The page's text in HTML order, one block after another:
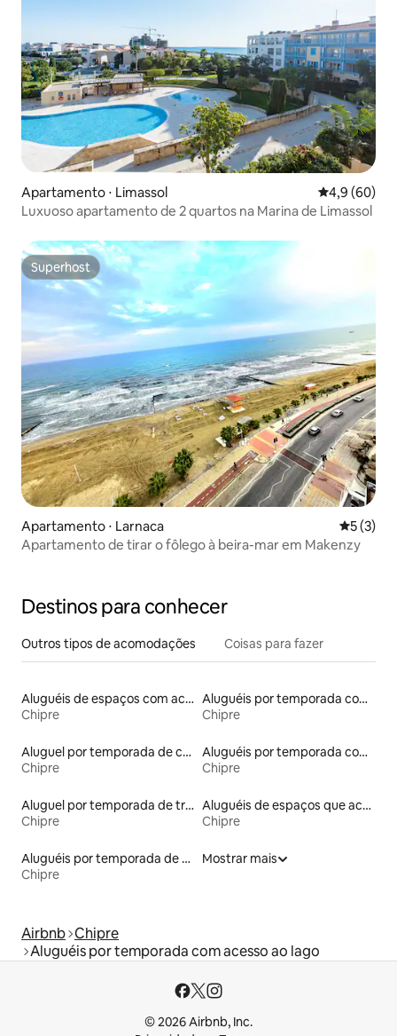
Apartamento ⋅ Limassol 4,9 de uma
4,9 (60)
Luxuoso apartamento de 2 quartos na Marina de Limassol
Superhost
Superhost
Apartamento ⋅ Larnaca 5 de
5 (3)
Apartamento de tirar o fôlego à beira-mar em Makenzy
Destinos para conhecer
Outros tipos de acomodações Coisas para fazer
Aluguéis de espaços com acesso direto a pistas de esqui
Chipre
Aluguéis por temporada com banheira de hidromassagem
Chipre
Aluguel por temporada de casas de veraneio
Chipre
Aluguéis por temporada com café da manhã
Chipre
Aluguel por temporada de trailers
Chipre
Aluguéis de espaços que aceitam animais de estimação
Chipre
Aluguéis por temporada de acomodações de luxo
Chipre
Mostrar mais
Airbnb Chipre
Aluguéis por temporada com acesso ao lago
© 2026 Airbnb, Inc.